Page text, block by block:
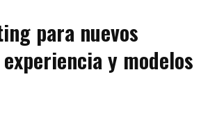
para nuevos
y modelos